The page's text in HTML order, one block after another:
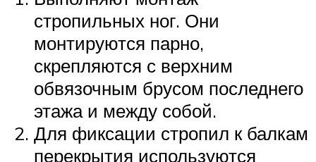
стропильных ног. Они
монтируются парно,
скрепляются с верхним
обвязочным брусом последнего
этажа и между собой.
Для фиксации стропил к балкам
перекрытия используются